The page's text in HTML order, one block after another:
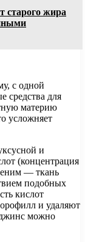
старого жира
с одной
средства для
материю
усложняет
и
(концентрация
— ткань
подобных
кислот
и удаляют
джинс можно